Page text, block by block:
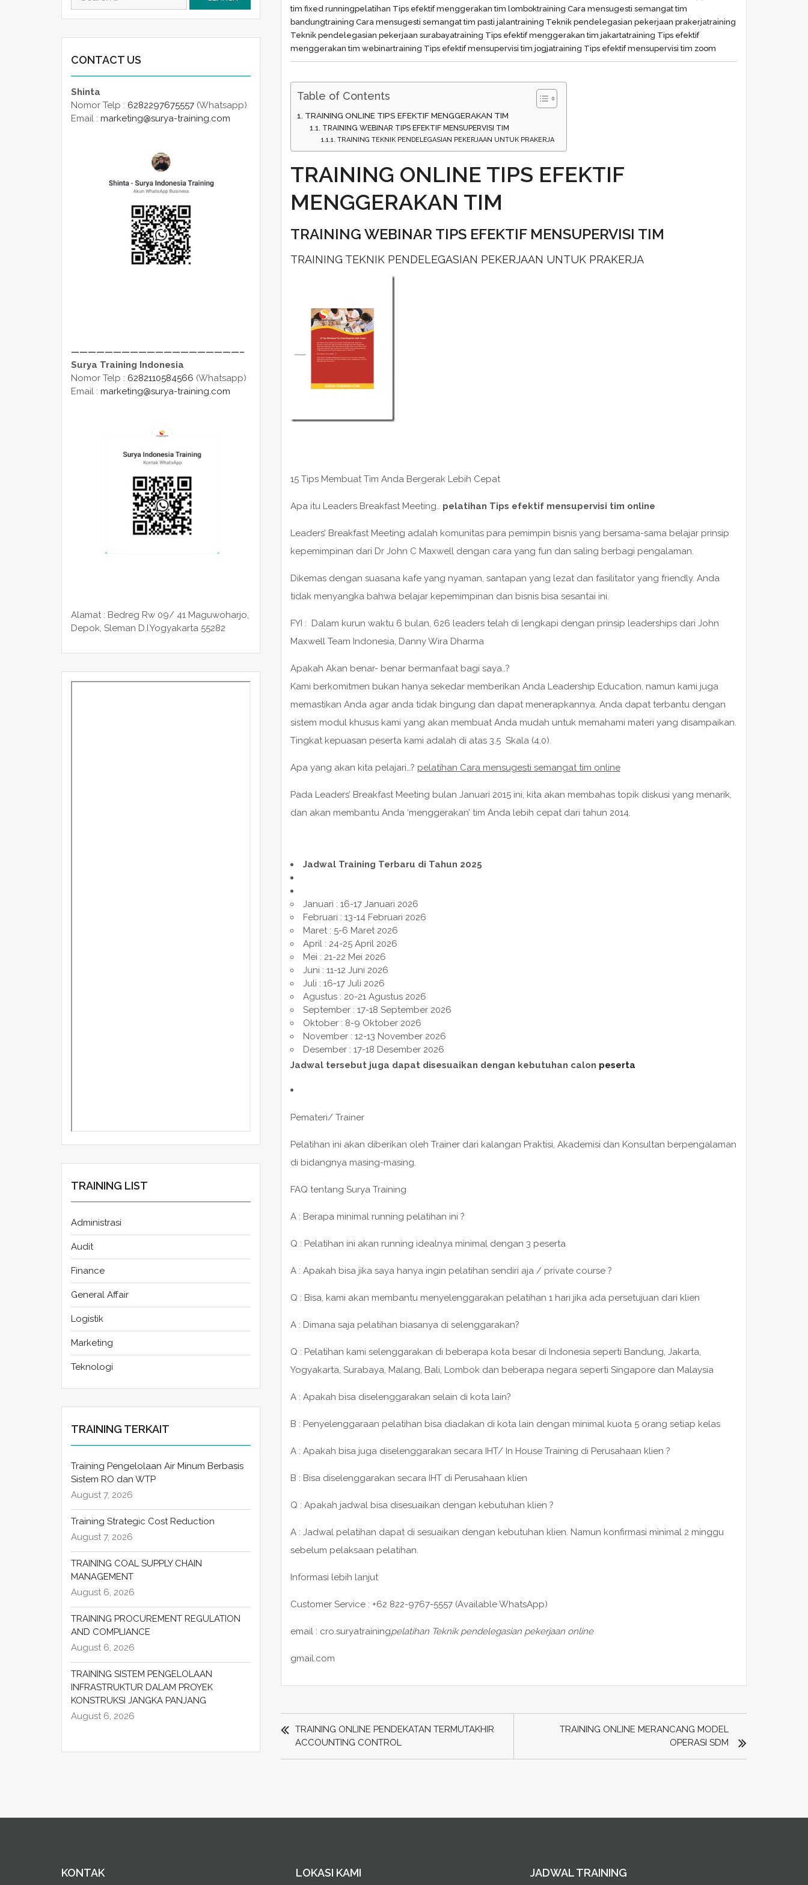
tim fixed runningpelatihan Tips efektif menggerakan tim lomboktraining Cara mensugesti semangat tim
bandungtraining Cara mensugesti semangat tim pasti jalantraining Teknik pendelegasian pekerjaan prakerjatraining
Teknik pendelegasian pekerjaan surabayatraining Tips efektif menggerakan tim jakartatraining Tips efektif
menggerakan tim webinartraining Tips efektif mensupervisi tim jogjatraining Tips efektif mensupervisi tim zoom
Table of Contents
TRAINING ONLINE TIPS EFEKTIF MENGGERAKAN TIM
TRAINING WEBINAR TIPS EFEKTIF MENSUPERVISI TIM
TRAINING TEKNIK PENDELEGASIAN PEKERJAAN UNTUK PRAKERJA
TRAINING ONLINE TIPS EFEKTIF
MENGGERAKAN TIM
TRAINING WEBINAR TIPS EFEKTIF MENSUPERVISI TIM
TRAINING TEKNIK PENDELEGASIAN PEKERJAAN UNTUK PRAKERJA
15 Tips Membuat Tim Anda Bergerak Lebih Cepat
Apa itu Leaders Breakfast Meeting.. pelatihan Tips efektif mensupervisi tim online
Leaders’ Breakfast Meeting adalah komunitas para pemimpin bisnis yang bersama-sama belajar prinsip
kepemimpinan dari Dr John C Maxwell dengan cara yang fun dan saling berbagi pengalaman.
Dikemas dengan suasana kafe yang nyaman, santapan yang lezat dan fasilitator yang friendly. Anda
tidak menyangka bahwa belajar kepemimpinan dan bisnis bisa sesantai ini.
FYI : Dalam kurun waktu 6 bulan, 626 leaders telah di lengkapi dengan prinsip leaderships dari John
Maxwell Team Indonesia, Danny Wira Dharma
Apakah Akan benar- benar bermanfaat bagi saya..?
Kami berkomitmen bukan hanya sekedar memberikan Anda Leadership Education, namun kami juga
memastikan Anda agar anda tidak bingung dan dapat menerapkannya. Anda dapat terbantu dengan
sistem modul khusus kami yang akan membuat Anda mudah untuk memahami materi yang disampaikan.
Tingkat kepuasan peserta kami adalah di atas 3.5 Skala (4.0).
Apa yang akan kita pelajari…? pelatihan Cara mensugesti semangat tim online
Pada Leaders’ Breakfast Meeting bulan Januari 2015 ini, kita akan membahas topik diskusi yang menarik,
dan akan membantu Anda ‘menggerakan’ tim Anda lebih cepat dari tahun 2014.
Jadwal Training Terbaru di Tahun 2025
Januari : 16-17 Januari 2026
Februari : 13-14 Februari 2026
Maret : 5-6 Maret 2026
April : 24-25 April 2026
Mei : 21-22 Mei 2026
Juni : 11-12 Juni 2026
Juli : 16-17 Juli 2026
Agustus : 20-21 Agustus 2026
September : 17-18 September 2026
Oktober : 8-9 Oktober 2026
November : 12-13 November 2026
Desember : 17-18 Desember 2026
Jadwal tersebut juga dapat disesuaikan dengan kebutuhan calon peserta
Pemateri/ Trainer
Pelatihan ini akan diberikan oleh Trainer dari kalangan Praktisi, Akademisi dan Konsultan berpengalaman
di bidangnya masing-masing.
FAQ tentang Surya Training
A : Berapa minimal running pelatihan ini ?
Q : Pelatihan ini akan running idealnya minimal dengan 3 peserta
A : Apakah bisa jika saya hanya ingin pelatihan sendiri aja / private course ?
Q : Bisa, kami akan membantu menyelenggarakan pelatihan 1 hari jika ada persetujuan dari klien
A : Dimana saja pelatihan biasanya di selenggarakan?
Q : Pelatihan kami selenggarakan di beberapa kota besar di Indonesia seperti Bandung, Jakarta,
Yogyakarta, Surabaya, Malang, Bali, Lombok dan beberapa negara seperti Singapore dan Malaysia
A : Apakah bisa diselenggarakan selain di kota lain?
B : Penyelenggaraan pelatihan bisa diadakan di kota lain dengan minimal kuota 5 orang setiap kelas
A : Apakah bisa juga diselenggarakan secara IHT/ In House Training di Perusahaan klien ?
B : Bisa diselenggarakan secara IHT di Perusahaan klien
Q : Apakah jadwal bisa disesuaikan dengan kebutuhan klien ?
A : Jadwal pelatihan dapat di sesuaikan dengan kebutuhan klien. Namun konfirmasi minimal 2 minggu
sebelum pelaksaan pelatihan.
Informasi lebih lanjut
Customer Service : +62 822-9767-5557 (Available WhatsApp)
email : cro.suryatrainingpelatihan Teknik pendelegasian pekerjaan online
gmail.com
POST
NAVIGATION
TRAINING ONLINE PENDEKATAN TERMUTAKHIR
ACCOUNTING CONTROL
TRAINING ONLINE MERANCANG MODEL
OPERASI SDM
for:
CONTACT US
Shinta
Nomor Telp : 6282297675557 (Whatsapp)
Email : marketing@surya-training.com
————————————————————–
Surya Training Indonesia
Nomor Telp : 6282110584566 (Whatsapp)
Email : marketing@surya-training.com
Alamat : Bedreg Rw 09/ 41 Maguwoharjo,
Depok, Sleman D.I.Yogyakarta 55282
TRAINING LIST
Administrasi
Audit
Finance
General Affair
Logistik
Marketing
Teknologi
TRAINING TERKAIT
Training Pengelolaan Air Minum Berbasis
Sistem RO dan WTP
August 7, 2026
Training Strategic Cost Reduction
August 7, 2026
TRAINING COAL SUPPLY CHAIN
MANAGEMENT
August 6, 2026
TRAINING PROCUREMENT REGULATION
AND COMPLIANCE
August 6, 2026
TRAINING SISTEM PENGELOLAAN
INFRASTRUKTUR DALAM PROYEK
KONSTRUKSI JANGKA PANJANG
August 6, 2026
KONTAK LOKASI KAMI JADWAL TRAINING